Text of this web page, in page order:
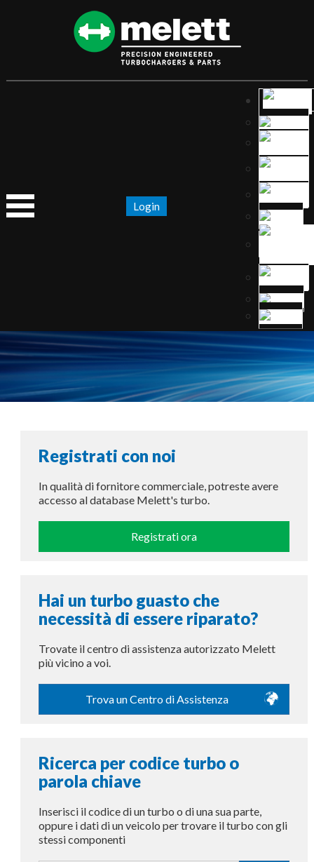
Login
Registrati con noi
In qualità di fornitore commerciale, potreste avere
accesso al database Melett's turbo.
Registrati ora
Hai un turbo guasto che
necessità di essere riparato?
Trovate il centro di assistenza autorizzato Melett
più vicino a voi.
Trova un Centro di Assistenza
Ricerca per codice turbo o
parola chiave
Inserisci il codice di un turbo o di una sua parte,
oppure i dati di un veicolo per trovare il turbo con gli
stessi componenti